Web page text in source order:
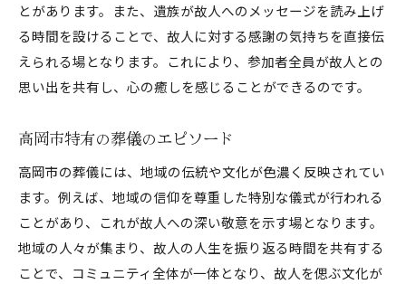
とがあります。また、遺族が故人へのメッセージを読み上げ
る時間を設けることで、故人に対する感謝の気持ちを直接伝
えられる場となります。これにより、参加者全員が故人との
思い出を共有し、心の癒しを感じることができるのです。
高岡市特有の葬儀のエピソード
高岡市の葬儀には、地域の伝統や文化が色濃く反映されてい
ます。例えば、地域の信仰を尊重した特別な儀式が行われる
ことがあり、これが故人への深い敬意を示す場となります。
地域の人々が集まり、故人の人生を振り返る時間を共有する
ことで、コミュニティ全体が一体となり、故人を偲ぶ文化が